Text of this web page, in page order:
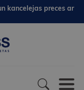
kancelejas preces ar